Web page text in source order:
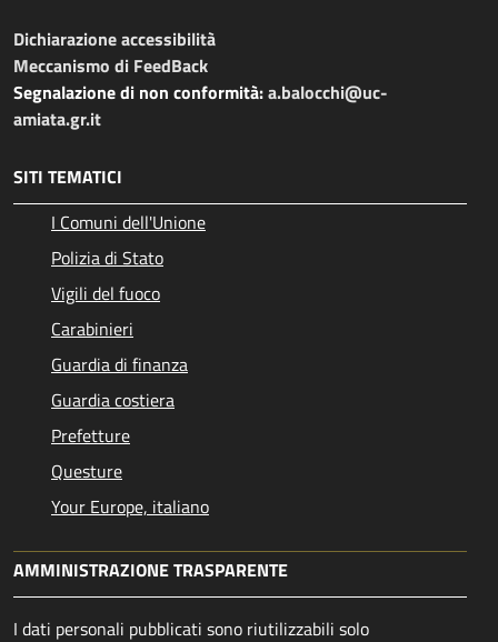
Dichiarazione accessibilità
Meccanismo di FeedBack
Segnalazione di non conformità:a.balocchi@uc-
amiata.gr.it
SITI TEMATICI
I Comuni dell'Unione
Polizia di Stato
Vigili del fuoco
Carabinieri
Guardia di finanza
Guardia costiera
Prefetture
Questure
Your Europe, italiano
AMMINISTRAZIONE TRASPARENTE
I dati personali pubblicati sono riutilizzabili solo